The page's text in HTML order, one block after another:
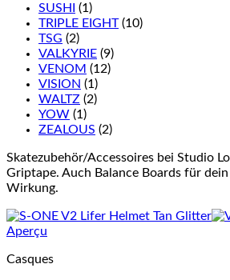
SUSHI
(1)
TRIPLE EIGHT (10)
TSG (2)
VALKYRIE (9)
VENOM (12)
VISION (1)
WALTZ (2)
YOW (1)
ZEALOUS (2)
Skatezubehör/Accessoires bei Studio
Griptape. Auch Balance Boards für
Wirkung.
Aperçu
Casques